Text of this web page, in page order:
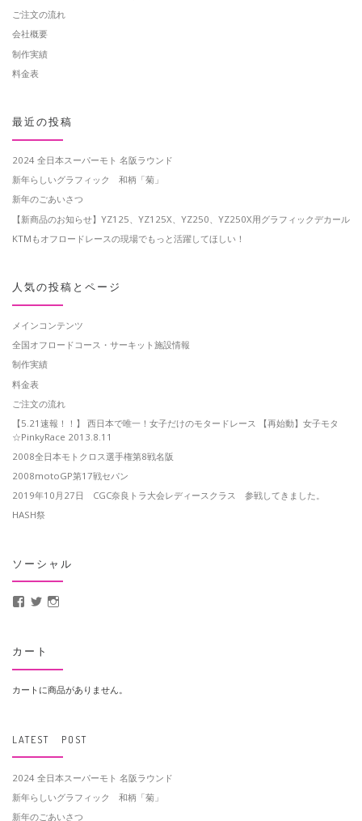
ご注文の流れ
会社概要
制作実績
料金表
最近の投稿
2024 全日本スーパーモト 名阪ラウンド
新年らしいグラフィック 和柄「菊」
新年のごあいさつ
【新商品のお知らせ】YZ125、YZ125X、YZ250、YZ250X用グラフィックデカール
KTMもオフロードレースの現場でもっと活躍してほしい！
人気の投稿とページ
メインコンテンツ
全国オフロードコース・サーキット施設情報
制作実績
料金表
ご注文の流れ
【5.21速報！！】 西日本で唯一！女子だけのモタードレース 【再始動】女子モタ
☆PinkyRace 2013.8.11
2008全日本モトクロス選手権第8戦名阪
2008motoGP第17戦セパン
2019年10月27日 CGC奈良トラ大会レディースクラス 参戦してきました。
HASH祭
ソーシャル
MotoCrusader さんのプロフィールを Facebook で表示
@MotoCrusader さんのプロフィールを Twitter で表示
カート
カートに商品がありません。
LATEST POST
2024 全日本スーパーモト 名阪ラウンド
新年らしいグラフィック 和柄「菊」
新年のごあいさつ